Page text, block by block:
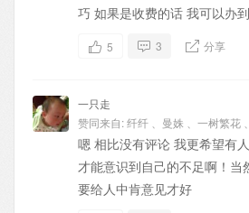
巧 如果是收费的话 我可以办
5 3 分享
一只走
赞同来自:纤纤 曼姝 一树繁花
嗯 相比没有评论 我更希望有
才能意识到自己的不足啊！当
要给人中肯意见才好